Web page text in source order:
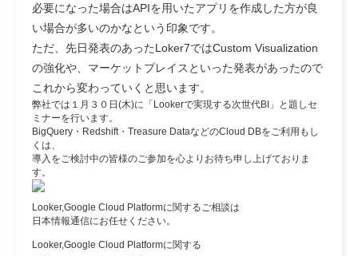
必要になった場合はAPIを用いたアプリを作成した方が良
い場合が多いのかなという印象です。
ただ、先日発表のあったLoker7ではCustom Visualization
の強化や、マーケットプレイスといった発表があったので
これから変わっていくと思います。
弊社では１月３０日(木)に「Lookerで実現する次世代BI」と題しセ
ミナーを行います。
BigQuery・Redshift・Treasure DataなどのCloud DBをご利用もし
くは、
導入をご検討中の皆様のご参加を心よりお待ち申し上げておりま
す。
Looker,Google Cloud Platformに関するご相談は
日本情報通信にお任せください。
Looker,Google Cloud Platformに関する